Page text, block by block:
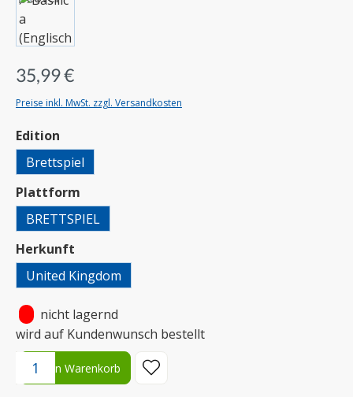
35,99 €
Preise inkl. MwSt. zzgl. Versandkosten
Edition
Brettspiel
Plattform
BRETTSPIEL
Herkunft
United Kingdom
nicht lagernd
wird auf Kundenwunsch bestellt
Produkt Anzahl: Gib den gewünschten Wert ein oder benutze
In den Warenkorb